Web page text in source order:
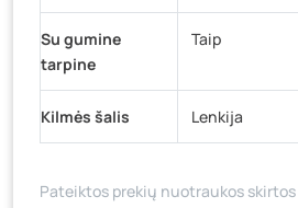
Su gumine
tarpine
Taip
Kilmės šalis Lenkija
Pateiktos prekių nuotraukos